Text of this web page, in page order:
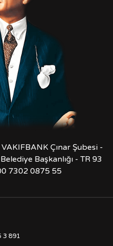
Çınar Şubesi -
Başkanlığı - TR 93
7302 0875 55
3 891